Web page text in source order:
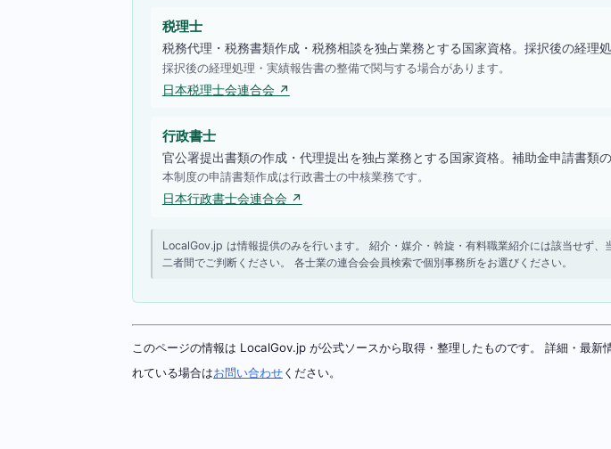
税理士
税務代理・税務書類作成・税務相談を独占業務とする国家資格。採択後の経理
採択後の経理処理・実績報告書の整備で関与する場合があります。
日本税理士会連合会 ↗
行政書士
官公署提出書類の作成・代理提出を独占業務とする国家資格。補助金申請書類
本制度の申請書類作成は行政書士の中核業務です。
日本行政書士会連合会 ↗
LocalGov.jp は情報提供のみを行います。 紹介・媒介・斡旋・有料職業紹介には該当せず
二者間でご判断ください。 各士業の連合会会員検索で個別事務所をお選びください。
このページの情報は LocalGov.jp が公式ソースから取得・整理したものです。 詳細・最
れている場合はお問い合わせください。